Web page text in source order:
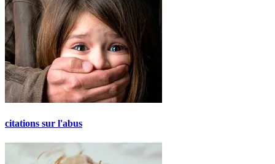
citations sur l'abus